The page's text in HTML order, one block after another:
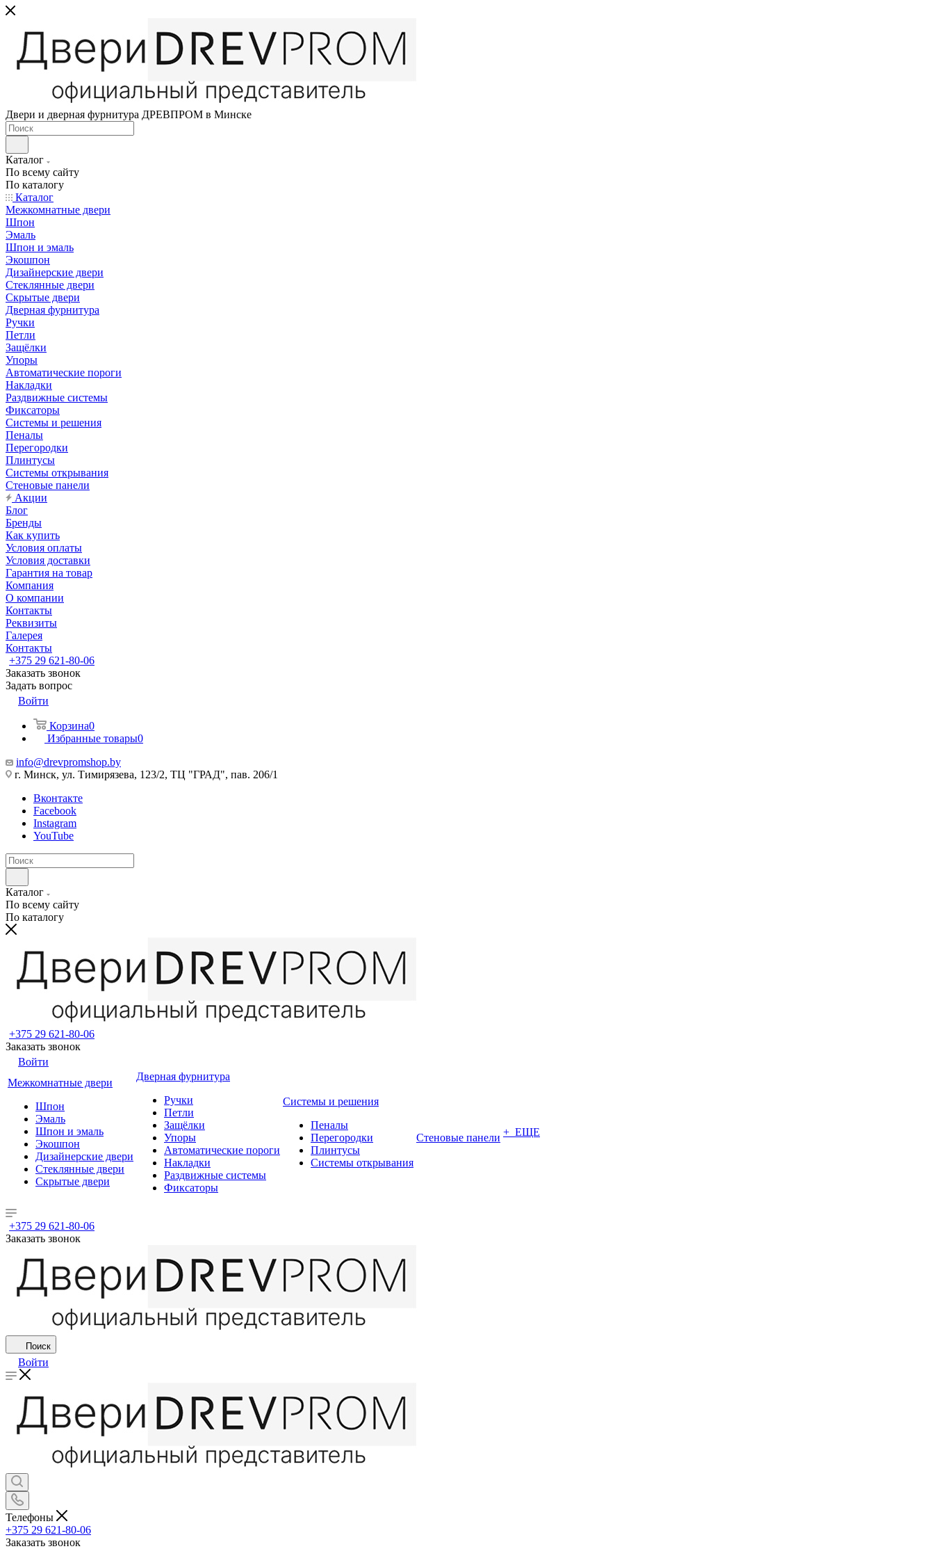
Двери и дверная фурнитура ДРЕВПРОМ в Минске
Каталог
По всему сайту
По каталогу
Каталог
Межкомнатные двери
Шпон
Эмаль
Шпон и эмаль
Экошпон
Дизайнерские двери
Стеклянные двери
Скрытые двери
Дверная фурнитура
Ручки
Петли
Защёлки
Упоры
Автоматические пороги
Накладки
Раздвижные системы
Фиксаторы
Системы и решения
Пеналы
Перегородки
Плинтусы
Системы открывания
Стеновые панели
Акции
Блог
Бренды
Как купить
Условия оплаты
Условия доставки
Гарантия на товар
Компания
О компании
Контакты
Реквизиты
Галерея
Контакты
+375 29 621-80-06
Заказать звонок
Задать вопрос
Войти
Корзина0
Избранные товары0
info@drevpromshop.by
г. Минск, ул. Тимирязева, 123/2, ТЦ "ГРАД", пав. 206/1
Вконтакте
Facebook
Instagram
YouTube
Каталог
По всему сайту
По каталогу
+375 29 621-80-06
Заказать звонок
Войти
Межкомнатные двери
Шпон
Эмаль
Шпон и эмаль
Экошпон
Дизайнерские двери
Стеклянные двери
Скрытые двери
Дверная фурнитура
Ручки
Петли
Защёлки
Упоры
Автоматические пороги
Накладки
Раздвижные системы
Фиксаторы
Системы и решения
Пеналы
Перегородки
Плинтусы
Системы открывания
Стеновые панели + ЕЩЕ
+375 29 621-80-06
Заказать звонок
Поиск
Войти
Телефоны
+375 29 621-80-06
Заказать звонок